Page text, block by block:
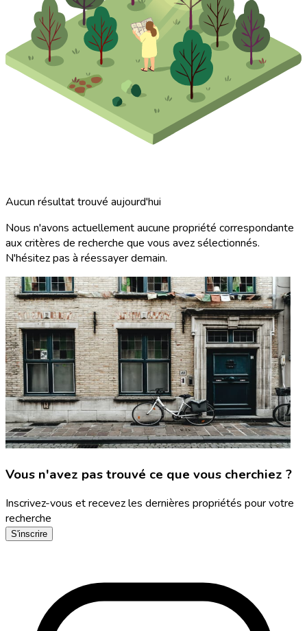
Aucun résultat trouvé aujourd'hui
Nous n'avons actuellement aucune propriété correspondante
aux critères de recherche que vous avez sélectionnés.
N'hésitez pas à réessayer demain.
Vous n'avez pas trouvé ce que vous cherchiez ?
Inscrivez-vous et recevez les dernières propriétés pour votre
recherche
S'inscrire